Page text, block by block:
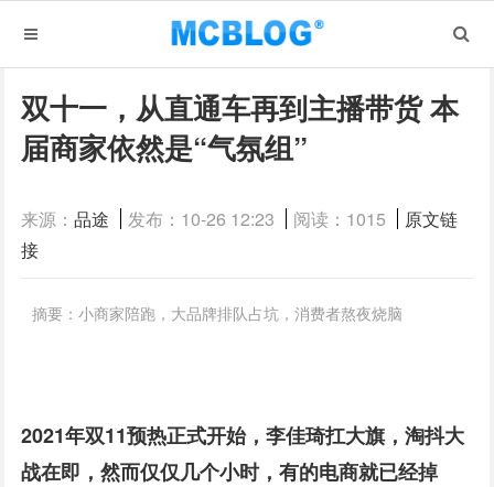
双十一，从直通车再到主播带货 本
届商家依然是“气氛组”
来源：品途 发布：10-26 12:23 阅读：1015
原文链
接
摘要：小商家陪跑，大品牌排队占坑，消费者熬夜烧脑
2021年双11预热正式开始，李佳琦扛大旗，淘抖大
战在即，然而仅仅几个小时，有的电商就已经掉